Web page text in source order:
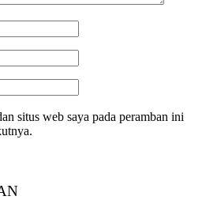
situs web saya pada peramban ini